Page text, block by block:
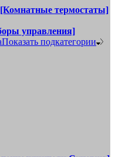
[Комнатные термостаты]
управления]
Показать подкатегории